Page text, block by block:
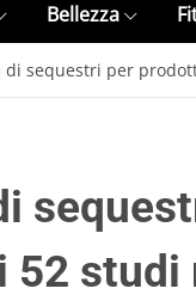
Bellezza
di sequestri per
52 studi